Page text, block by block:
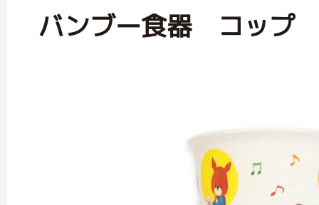
バンブー食器 コップ
絵本・作家紹介
グッズインフォメーション